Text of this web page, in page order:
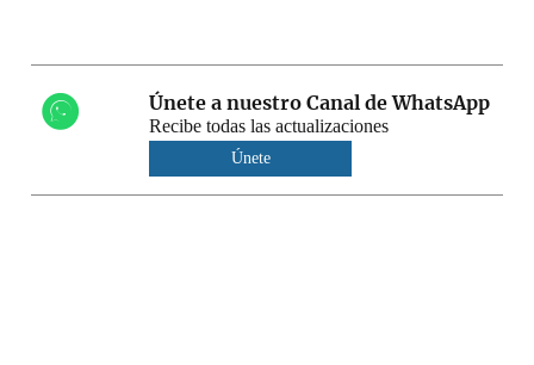
Únete a nuestro Canal de WhatsApp
Recibe todas las actualizaciones
Únete